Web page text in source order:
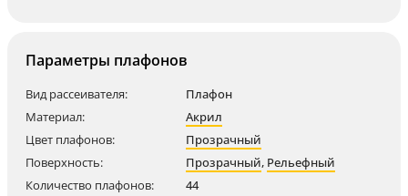
Параметры плафонов
Вид рассеивателя:
Плафон
Материал:
Акрил
Цвет плафонов:
Прозрачный
Поверхность:
Прозрачный, Рельефный
Количество плафонов:
44